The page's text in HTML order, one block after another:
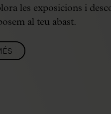
les exposicions i
al teu abast.